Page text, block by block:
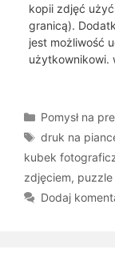
kopii zdjęć
granicą).
jest możliwość
użytkownikowi.
Kategorie
Pomysł na
Tagi
druk na
kubek
zdjęciem,
Dodaj